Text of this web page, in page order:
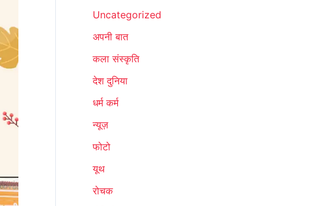
Uncategorized
अपनी बात
कला संस्कृति
देश दुनिया
धर्म कर्म
न्यूज़
फोटो
यूथ
रोचक